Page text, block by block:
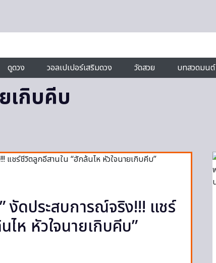
ดูดวง วอลเปเปอร์เสริมดวง วัดสวย บทสวดมนต์
เกิบคีบ
ดประสบการณ์จริง!!! แชร์
ห หัวใจนายเกิบคีบ”